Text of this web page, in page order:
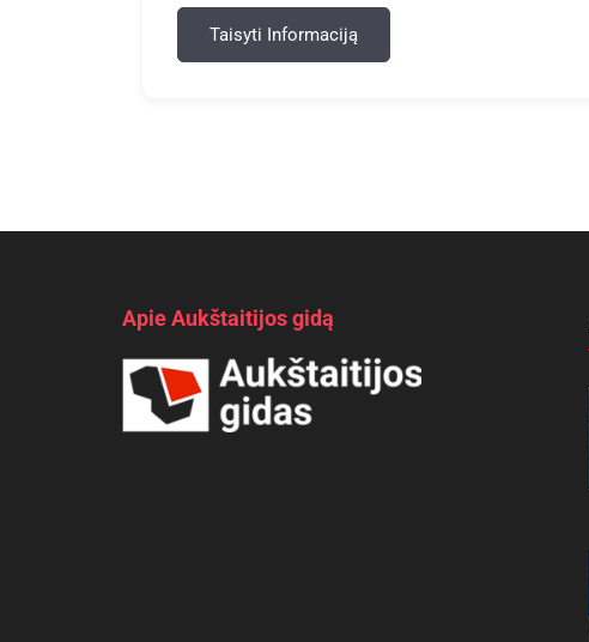
Taisyti Informaciją
Apie Aukštaitijos gidą